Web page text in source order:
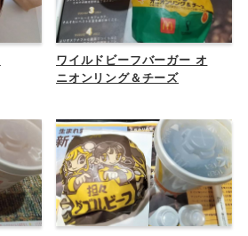
ワイルドビーフバーガー オ
ニオンリング＆チーズ